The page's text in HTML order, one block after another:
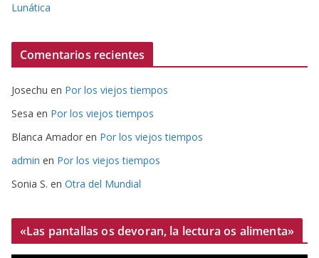
Lunática
Comentarios recientes
Josechu en Por los viejos tiempos
Sesa en Por los viejos tiempos
Blanca Amador en Por los viejos tiempos
admin en Por los viejos tiempos
Sonia S. en Otra del Mundial
«Las pantallas os devoran, la lectura os alimenta»